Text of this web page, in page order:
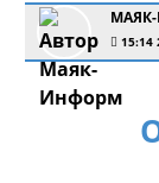
15:14